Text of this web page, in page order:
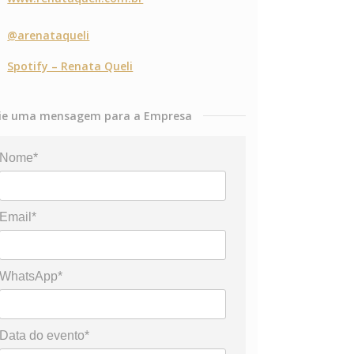
@arenataqueli
Spotify – Renata Queli
uma mensagem para a Empresa
Nome*
Email*
WhatsApp*
Data do evento*